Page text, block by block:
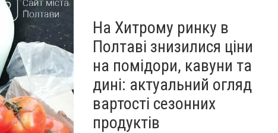
На Хитрому ринку в
Полтаві знизилися ціни
на помідори, кавуни та
дині: актуальний огляд
вартості сезонних
продуктів